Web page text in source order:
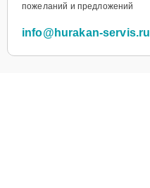
пожеланий и предложений
info@hurakan-servis.ru